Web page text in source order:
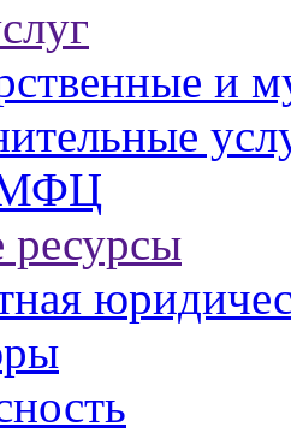
и
МФЦ
ресурсы